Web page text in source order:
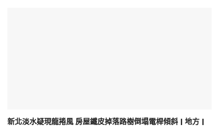
新北淡水疑現龍捲風 房屋鐵皮掉落路樹倒塌電桿傾斜 | 地方 |